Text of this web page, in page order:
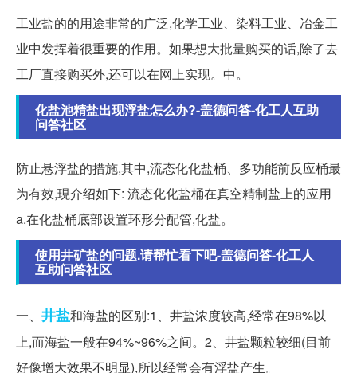
工业盐的的用途非常的广泛,化学工业、染料工业、冶金工
业中发挥着很重要的作用。如果想大批量购买的话,除了去
工厂直接购买外,还可以在网上实现。中。
化盐池精盐出现浮盐怎么办?-盖德问答-化工人互助
问答社区
防止悬浮盐的措施,其中,流态化化盐桶、多功能前反应桶最
为有效,現介绍如下: 流态化化盐桶在真空精制盐上的应用
a.在化盐桶底部设置环形分配管,化盐。
使用井矿盐的问题.请帮忙看下吧-盖德问答-化工人
互助问答社区
一、 井盐和海盐的区别:1、井盐浓度较高,经常在98%以
上,而海盐一般在94%~96%之间。2、井盐颗粒较细(目前
好像增大效果不明显),所以经常会有浮盐产生。